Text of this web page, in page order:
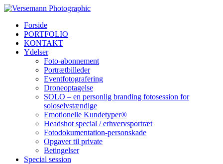
Forside
PORTFOLIO
KONTAKT
Ydelser
Foto-abonnement
Portrætbilleder
Eventfotografering
Droneoptagelse
SOLO – en personlig branding fotosession for
soloselvstændige
Emotionelle Kundetyper®
Headshot special / erhvervsportræt
Fotodokumentation-personskade
Opgaver til private
Betingelser
Special session